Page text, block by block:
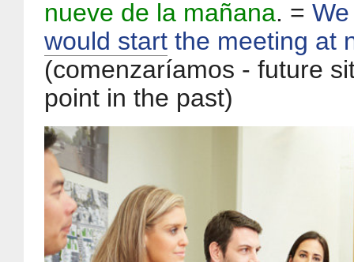
nueve de la mañana. =
would start the meeting at
(comenzaríamos - future
point in the past)